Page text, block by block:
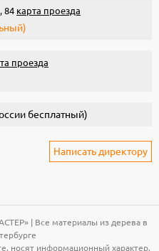
84 карта проезда
проезда
бесплатный)
Написать директору
| Все материалы из дерева в
носят информационный характер.